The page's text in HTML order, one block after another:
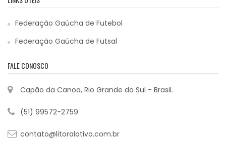
Federação Gaúcha de Futebol
Federação Gaúcha de Futsal
FALE CONOSCO
Capão da Canoa, Rio Grande do Sul - Brasil.
(51) 99572-2759
contato@litoralativo.com.br